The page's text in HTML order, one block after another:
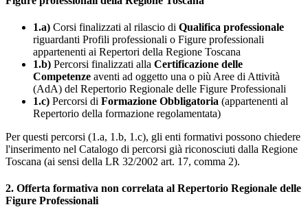
1.a) Corsi finalizzati al rilascio di Qualifica professionale
riguardanti Profili professionali o Figure professionali
appartenenti ai Repertori della Regione Toscana
1.b) Percorsi finalizzati alla Certificazione delle
Competenze aventi ad oggetto una o più Aree di Attività
(AdA) del Repertorio Regionale delle Figure Professionali
1.c) Percorsi di Formazione Obbligatoria (appartenenti al
Repertorio della formazione regolamentata)
Per questi percorsi (1.a, 1.b, 1.c), gli enti formativi possono chiedere
l'inserimento nel Catalogo di percorsi già riconosciuti dalla Regione
Toscana (ai sensi della LR 32/2002 art. 17, comma 2).
2. Offerta formativa non correlata al Repertorio Regionale delle
Figure Professionali